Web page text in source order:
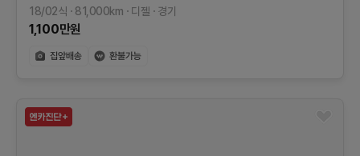
18/02식 81,000km 디젤 경기
1,100만원